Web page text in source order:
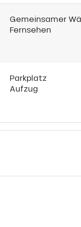
Gemeinsamer
Fernsehen
Parkplatz
Aufzug